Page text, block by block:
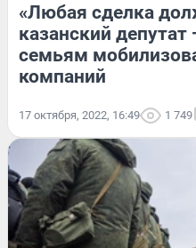
«Любая сделка
казанский
семьям
компаний
17 октября, 2022, 16:49 1 749